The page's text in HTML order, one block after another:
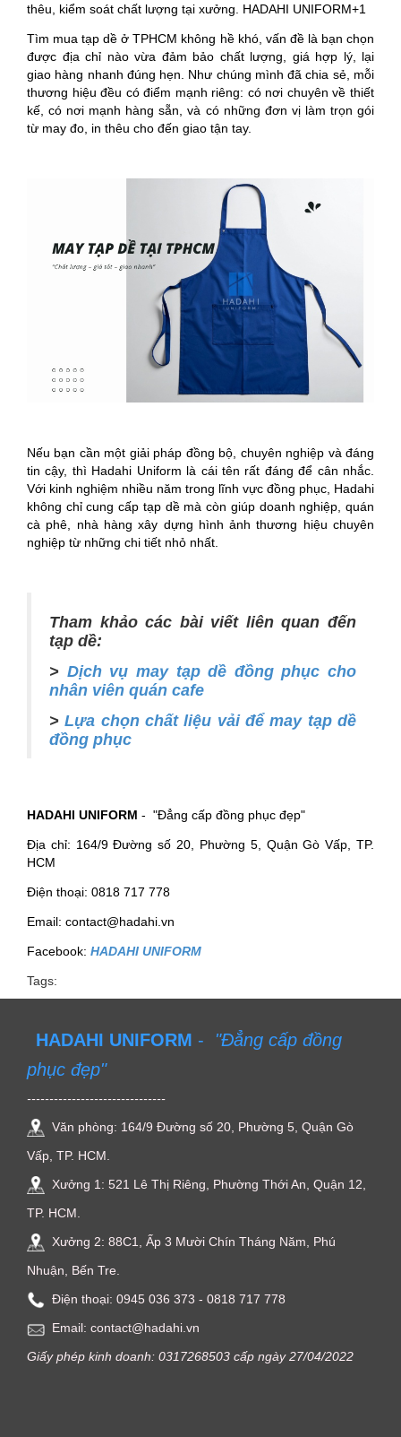
thêu, kiểm soát chất lượng tại xưởng. HADAHI UNIFORM+1
Tìm mua tạp dề ở TPHCM không hề khó, vấn đề là bạn chọn
được địa chỉ nào vừa đảm bảo chất lượng, giá hợp lý, lại
giao hàng nhanh đúng hẹn. Như chúng mình đã chia sẻ, mỗi
thương hiệu đều có điểm mạnh riêng: có nơi chuyên về thiết
kế, có nơi mạnh hàng sẵn, và có những đơn vị làm trọn gói
từ may đo, in thêu cho đến giao tận tay.
Nếu bạn cần một giải pháp đồng bộ, chuyên nghiệp và đáng
tin cậy, thì Hadahi Uniform là cái tên rất đáng để cân nhắc.
Với kinh nghiệm nhiều năm trong lĩnh vực đồng phục, Hadahi
không chỉ cung cấp tạp dề mà còn giúp doanh nghiệp, quán
cà phê, nhà hàng xây dựng hình ảnh thương hiệu chuyên
nghiệp từ những chi tiết nhỏ nhất.
Tham khảo các bài viết liên quan đến
tạp dề:
> Dịch vụ may tạp dề đồng phục cho
nhân viên quán cafe
>Lựa chọn chất liệu vải để may tạp dề
đồng phục
HADAHI UNIFORM - "Đẳng cấp đồng phục đẹp"
Địa chỉ: 164/9 Đường số 20, Phường 5, Quận Gò Vấp, TP.
HCM
Điện thoại: 0818 717 778
Email: contact@hadahi.vn
Facebook: HADAHI UNIFORM
Tags:
HADAHI UNIFORM - "Đẳng cấp đồng
phục đẹp"
-------------------------------
Văn phòng: 164/9 Đường số 20, Phường 5, Quận Gò
Vấp, TP. HCM.
Xưởng 1: 521 Lê Thị Riêng, Phường Thới An, Quận 12,
TP. HCM.
Xưởng 2: 88C1, Ấp 3 Mười Chín Tháng Năm, Phú
Nhuận, Bến Tre.
Điện thoại: ‭0945 036 373‬ - 0818 717 778
Email: contact@hadahi.vn
Giấy phép kinh doanh: 0317268503 cấp ngày 27/04/2022